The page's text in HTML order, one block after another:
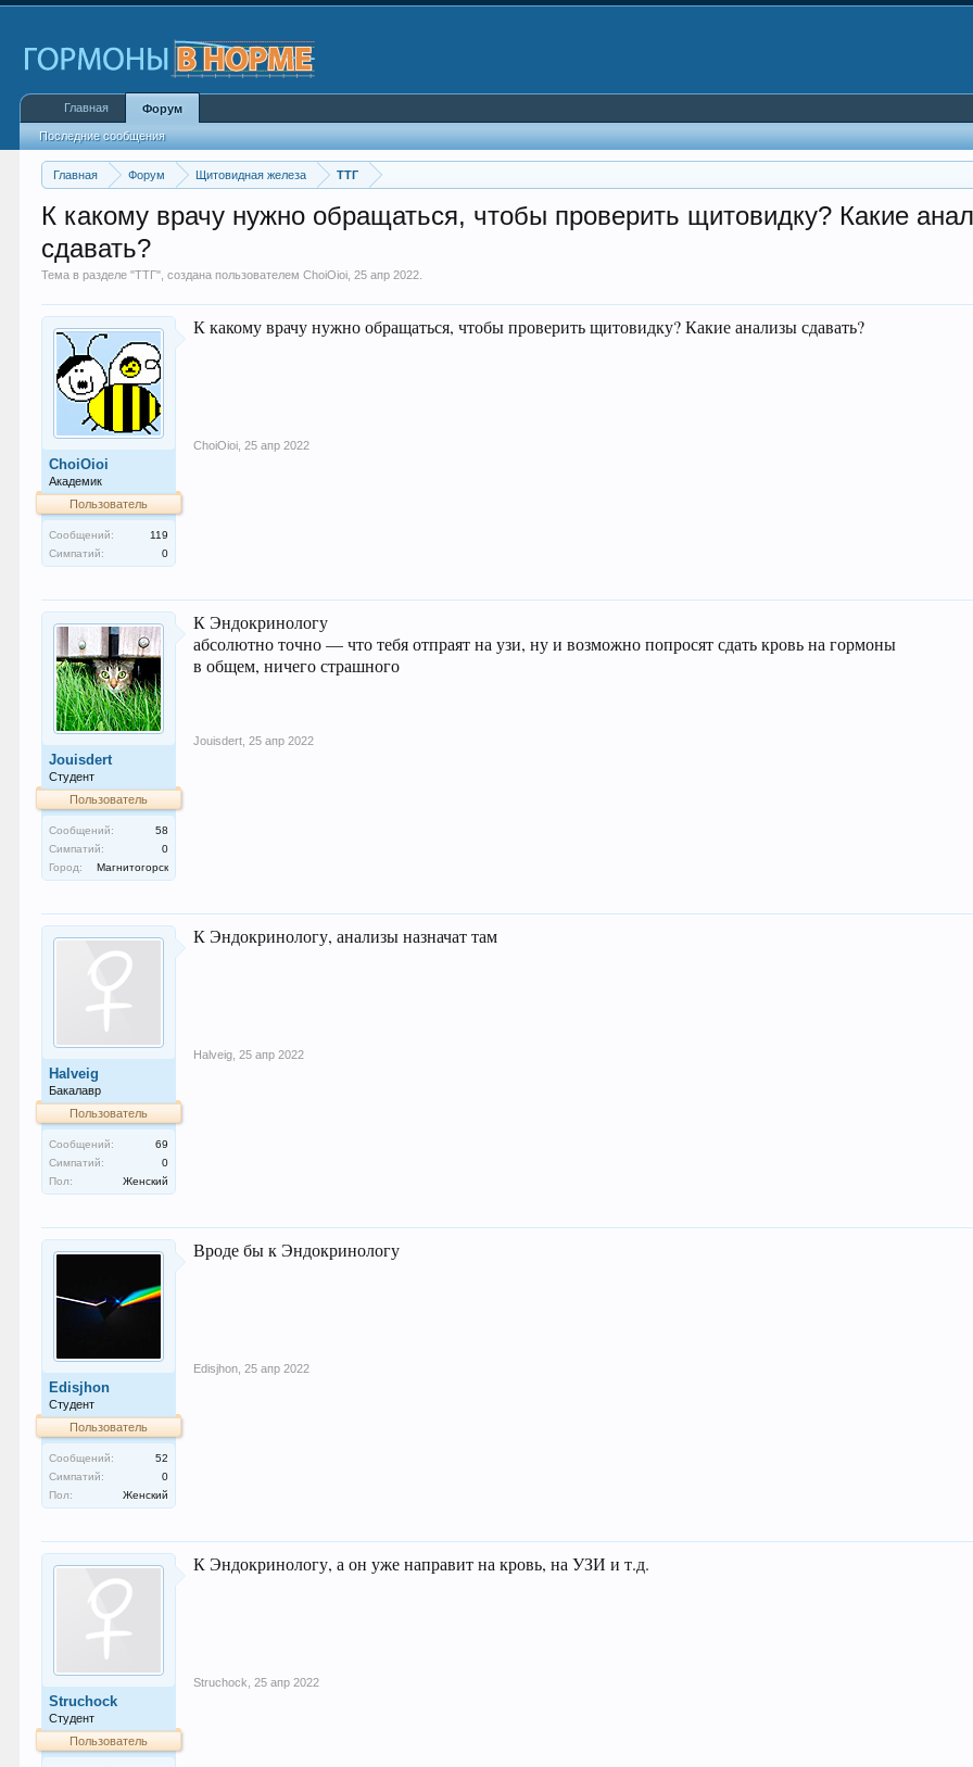
Главная Форум Щитовидная железа ТТГ
К какому врачу нужно обращаться, чтобы проверить щитовидку? Какие
сдавать?
Тема в разделе "ТТГ", создана пользователемChoiOioi ,25 апр 2022
ChoiOioi
Академик
Пользователь
Сообщений:
119
Симпатий:
0
К какому врачу нужно обращаться, чтобы проверить щитовидку? Какие анализы сдавать?
ChoiOioi 25 апр 2022
Jouisdert
Студент
Пользователь
Сообщений:
58
Симпатий:
0
Город:
Магнитогорск
К Эндокринологу
абсолютно точно — что тебя отпраят на узи, ну и возможно попросят сдать кровь на гормоны
в общем, ничего страшного
Jouisdert 25 апр 2022
Halveig
Бакалавр
Пользователь
Сообщений:
69
Симпатий:
0
Пол:
Женский
К Эндокринологу, анализы назначат там
Halveig 25 апр 2022
Edisjhon
Студент
Пользователь
Сообщений:
52
Симпатий:
0
Пол:
Женский
Вроде бы к Эндокринологу
Edisjhon 25 апр 2022
Struchock
Студент
Пользователь
К Эндокринологу, а он уже направит на кровь, на УЗИ и т.д.
Struchock 25 апр 2022
Главная Форум
Последние сообщения